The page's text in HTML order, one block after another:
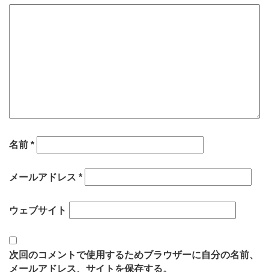
名前 *
メールアドレス *
ウェブサイト
次回のコメントで使用するためブラウザーに自分の名前、
メールアドレス、サイトを保存する。